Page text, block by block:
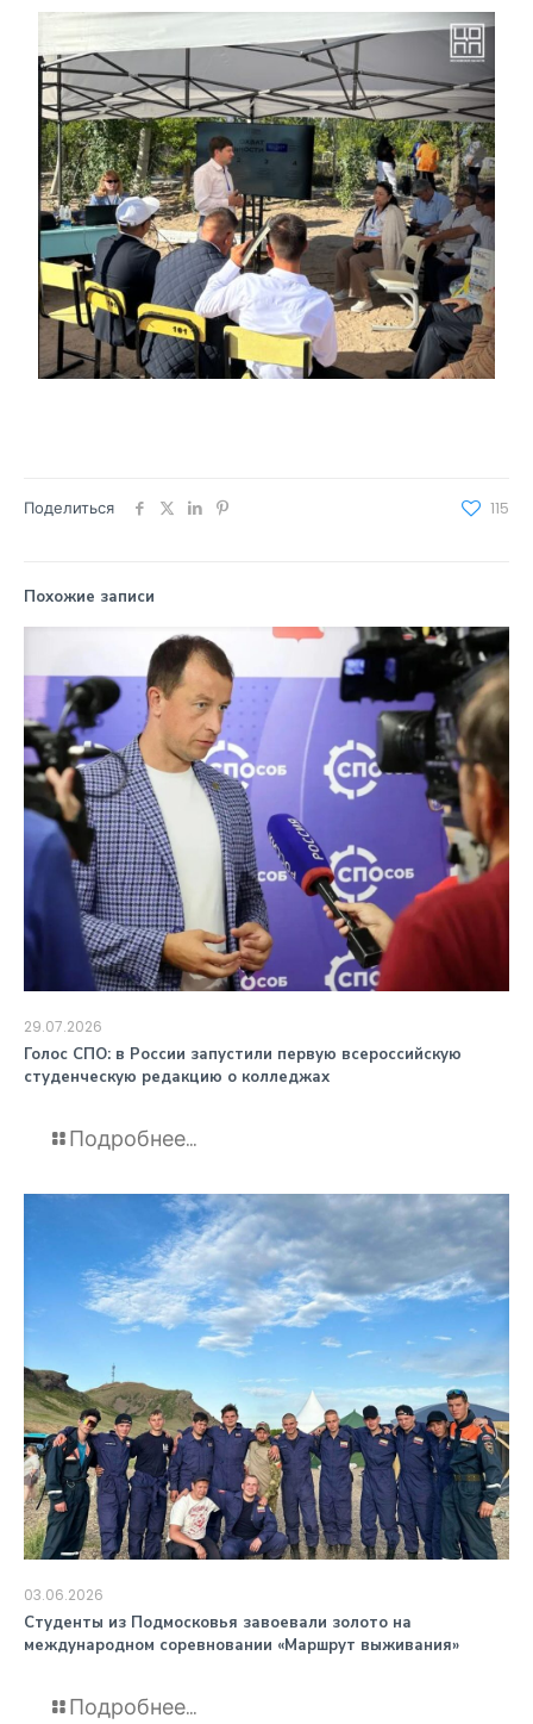
Поделиться 115
Похожие записи
29.07.2026
️Голос СПО: в России запустили первую всероссийскую
студенческую редакцию о колледжах
Подробнее...
03.06.2026
️Студенты из Подмосковья завоевали золото на
международном соревновании «Маршрут выживания»
Подробнее...